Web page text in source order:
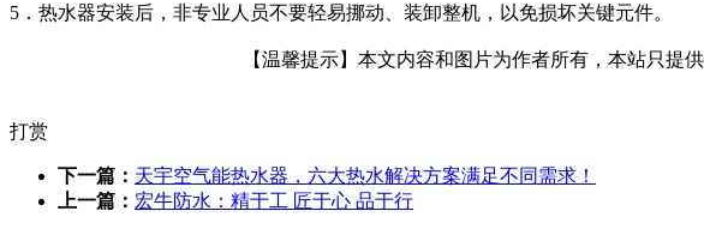
5．热水器安装后，非专业人员不要轻易挪动、装卸整机，以免损坏关键元件。
【温馨提示】本文内容和图片为作者所有，本站只提
打赏
下一篇： 天宇空气能热水器，六大热水解决方案满足不同需求！
上一篇： 宏牛防水：精于工 匠于心 品于行